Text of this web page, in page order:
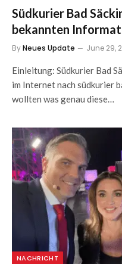
Südkurier Bad
bekannten
ByNeues Update June 29,
Einleitung: Südkurier Bad
im Internet nach südkurier
wollten was genau diese…
NACHRICHT